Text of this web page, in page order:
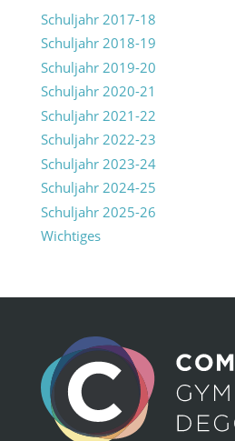
Schuljahr 2017-18
Schuljahr 2018-19
Schuljahr 2019-20
Schuljahr 2020-21
Schuljahr 2021-22
Schuljahr 2022-23
Schuljahr 2023-24
Schuljahr 2024-25
Schuljahr 2025-26
Wichtiges